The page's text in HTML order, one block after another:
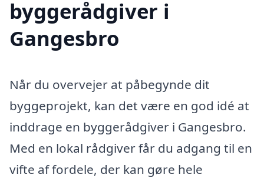
byggerådgiver i
Gangesbro
Når du overvejer at påbegynde dit
byggeprojekt, kan det være en god idé at
inddrage en byggerådgiver i Gangesbro.
Med en lokal rådgiver får du adgang til en
vifte af fordele, der kan gøre hele